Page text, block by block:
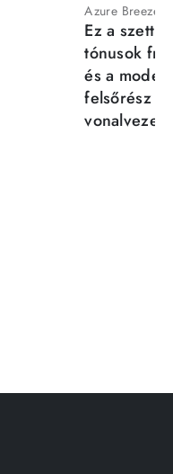
Azure Breeze
Ez a szett
tónusok
és a
felsőrész